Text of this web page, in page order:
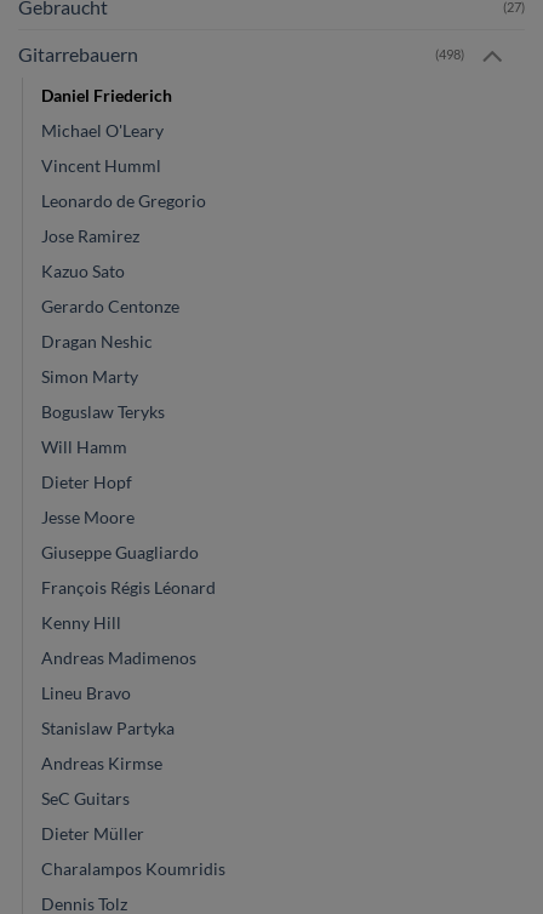
Gebraucht (27)
Gitarrebauern (498)
Daniel Friederich
Michael O'Leary
Vincent Humml
Leonardo de Gregorio
Jose Ramirez
Kazuo Sato
Gerardo Centonze
Dragan Neshic
Simon Marty
Boguslaw Teryks
Will Hamm
Dieter Hopf
Jesse Moore
Giuseppe Guagliardo
François Régis Léonard
Kenny Hill
Andreas Madimenos
Lineu Bravo
Stanislaw Partyka
Andreas Kirmse
SeC Guitars
Dieter Müller
Charalampos Koumridis
Dennis Tolz